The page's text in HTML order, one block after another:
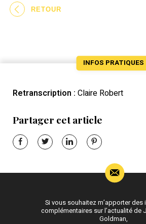
RETOUR
INFOS PRATIQUES
Retranscription : Claire Robert
Partager cet article
Si vous souhaitez m’apporter
complémentaires sur l’actualité de
Goldman,